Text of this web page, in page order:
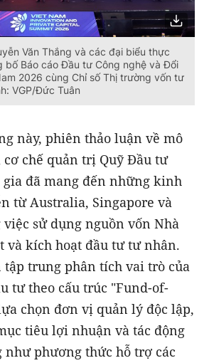
Văn Thắng và các đại biểu thực
bố Báo cáo Đầu tư Công nghệ và Đổi
2026 cùng Chỉ số Thị trường vốn tư
VGP/Đức Tuân
này, phiên thảo luận về mô
chế quản trị Quỹ Đầu tư
gia đã mang đến những kinh
từ Australia, Singapore và
sử dụng nguồn vốn Nhà
và kích hoạt đầu tư tư nhân.
tập trung phân tích vai trò của
tư theo cấu trúc "Fund-of-
chọn đơn vị quản lý độc lập,
tiêu lợi nhuận và tác động
phương thức hỗ trợ các